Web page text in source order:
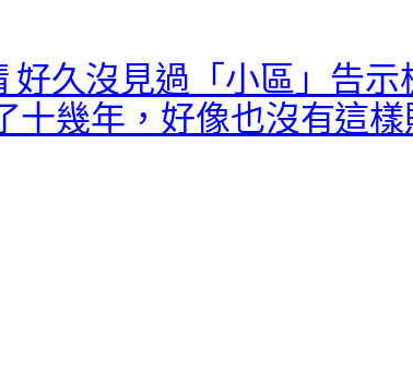
好久沒見過「小區」告
十幾年，好像也沒有這樣